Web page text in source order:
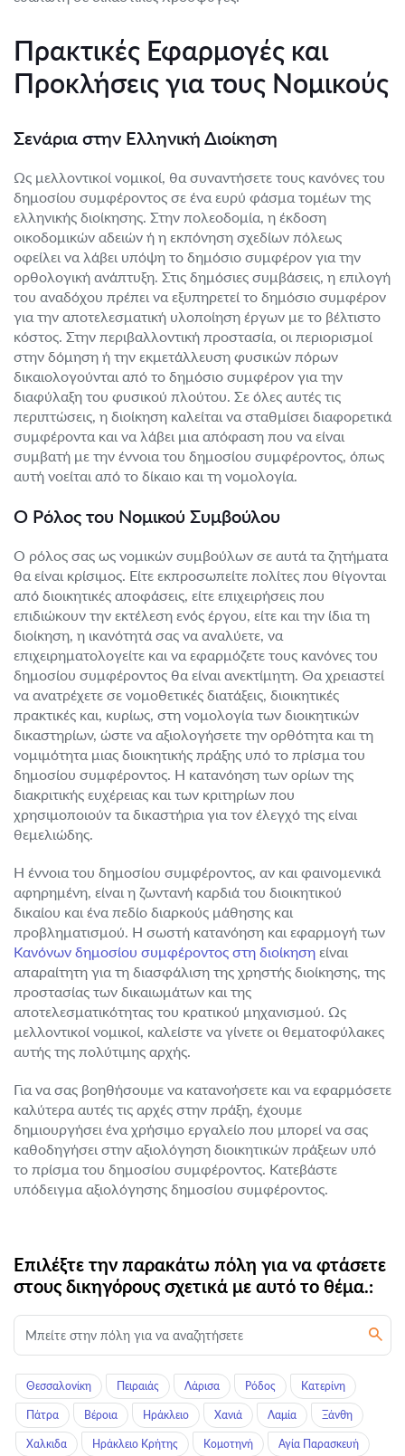
Πρακτικές Εφαρμογές και
Προκλήσεις για τους Νομικούς
Σενάρια στην Ελληνική Διοίκηση
Ως μελλοντικοί νομικοί, θα συναντήσετε τους κανόνες του
δημοσίου συμφέροντος σε ένα ευρύ φάσμα τομέων της
ελληνικής διοίκησης. Στην πολεοδομία, η έκδοση
οικοδομικών αδειών ή η εκπόνηση σχεδίων πόλεως
οφείλει να λάβει υπόψη το δημόσιο συμφέρον για την
ορθολογική ανάπτυξη. Στις δημόσιες συμβάσεις, η επιλογή
του αναδόχου πρέπει να εξυπηρετεί το δημόσιο συμφέρον
για την αποτελεσματική υλοποίηση έργων με το βέλτιστο
κόστος. Στην περιβαλλοντική προστασία, οι περιορισμοί
στην δόμηση ή την εκμετάλλευση φυσικών πόρων
δικαιολογούνται από το δημόσιο συμφέρον για την
διαφύλαξη του φυσικού πλούτου. Σε όλες αυτές τις
περιπτώσεις, η διοίκηση καλείται να σταθμίσει διαφορετικά
συμφέροντα και να λάβει μια απόφαση που να είναι
συμβατή με την έννοια του δημοσίου συμφέροντος, όπως
αυτή νοείται από το δίκαιο και τη νομολογία.
Ο Ρόλος του Νομικού Συμβούλου
Ο ρόλος σας ως νομικών συμβούλων σε αυτά τα ζητήματα
θα είναι κρίσιμος. Είτε εκπροσωπείτε πολίτες που θίγονται
από διοικητικές αποφάσεις, είτε επιχειρήσεις που
επιδιώκουν την εκτέλεση ενός έργου, είτε και την ίδια τη
διοίκηση, η ικανότητά σας να αναλύετε, να
επιχειρηματολογείτε και να εφαρμόζετε τους κανόνες του
δημοσίου συμφέροντος θα είναι ανεκτίμητη. Θα χρειαστεί
να ανατρέχετε σε νομοθετικές διατάξεις, διοικητικές
πρακτικές και, κυρίως, στη νομολογία των διοικητικών
δικαστηρίων, ώστε να αξιολογήσετε την ορθότητα και τη
νομιμότητα μιας διοικητικής πράξης υπό το πρίσμα του
δημοσίου συμφέροντος. Η κατανόηση των ορίων της
διακριτικής ευχέρειας και των κριτηρίων που
χρησιμοποιούν τα δικαστήρια για τον έλεγχό της είναι
θεμελιώδης.
Η έννοια του δημοσίου συμφέροντος, αν και φαινομενικά
αφηρημένη, είναι η ζωντανή καρδιά του διοικητικού
δικαίου και ένα πεδίο διαρκούς μάθησης και
προβληματισμού. Η σωστή κατανόηση και εφαρμογή των
Κανόνων δημοσίου συμφέροντος στη διοίκηση είναι
απαραίτητη για τη διασφάλιση της χρηστής διοίκησης, της
προστασίας των δικαιωμάτων και της
αποτελεσματικότητας του κρατικού μηχανισμού. Ως
μελλοντικοί νομικοί, καλείστε να γίνετε οι θεματοφύλακες
αυτής της πολύτιμης αρχής.
Για να σας βοηθήσουμε να κατανοήσετε και να εφαρμόσετε
καλύτερα αυτές τις αρχές στην πράξη, έχουμε
δημιουργήσει ένα χρήσιμο εργαλείο που μπορεί να σας
καθοδηγήσει στην αξιολόγηση διοικητικών πράξεων υπό
το πρίσμα του δημοσίου συμφέροντος. Κατεβάστε
υπόδειγμα αξιολόγησης δημοσίου συμφέροντος.
Επιλέξτε την παρακάτω πόλη για να φτάσετε
στους δικηγόρους σχετικά με αυτό το θέμα.:
Θεσσαλονίκη Πειραιάς Λάρισα Ρόδος Κατερίνη
Πάτρα Βέροια Ηράκλειο Χανιά Λαμία Ξάνθη
Χαλκιδα Ηράκλειο Κρήτης Κομοτηνή Αγία Παρασκευή